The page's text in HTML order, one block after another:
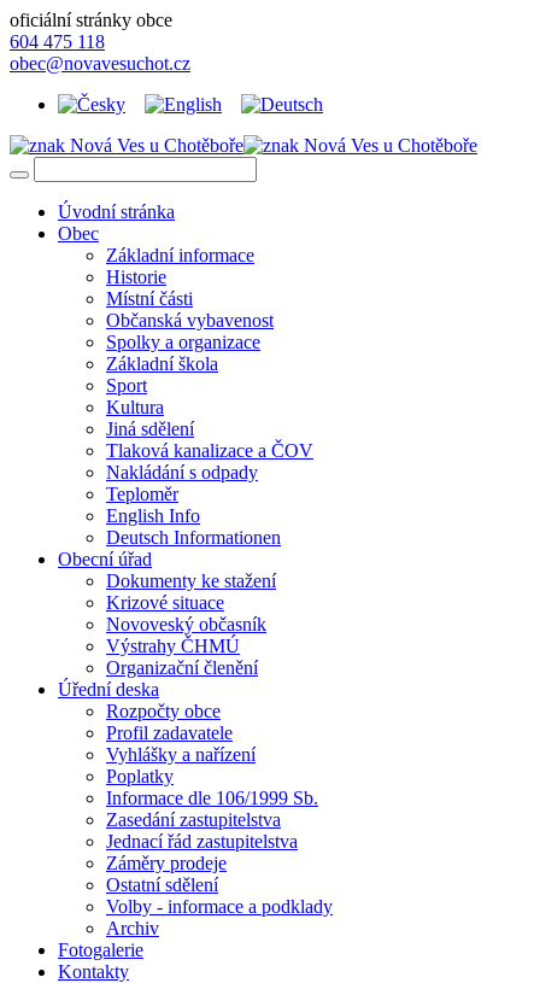
oficiální stránky obce
604 475 118
obec@novavesuchot.cz
Úvodní stránka
Obec
Základní informace
Historie
Místní části
Občanská vybavenost
Spolky a organizace
Základní škola
Sport
Kultura
Jiná sdělení
Tlaková kanalizace a ČOV
Nakládání s odpady
Teploměr
English Info
Deutsch Informationen
Obecní úřad
Dokumenty ke stažení
Krizové situace
Novoveský občasník
Výstrahy ČHMÚ
Organizační členění
Úřední deska
Rozpočty obce
Profil zadavatele
Vyhlášky a nařízení
Poplatky
Informace dle 106/1999 Sb.
Zasedání zastupitelstva
Jednací řád zastupitelstva
Záměry prodeje
Ostatní sdělení
Volby - informace a podklady
Archiv
Fotogalerie
Kontakty